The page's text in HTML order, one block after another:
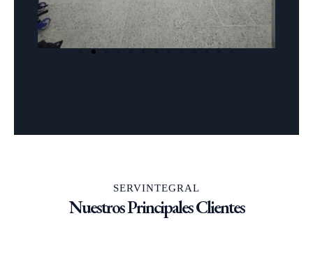
SERVINTEGRAL
Nuestros Principales Clientes